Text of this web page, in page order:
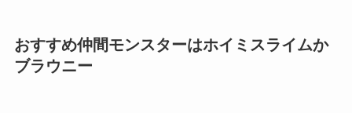
おすすめ仲間モンスターはホイミスライムか
ブラウニー